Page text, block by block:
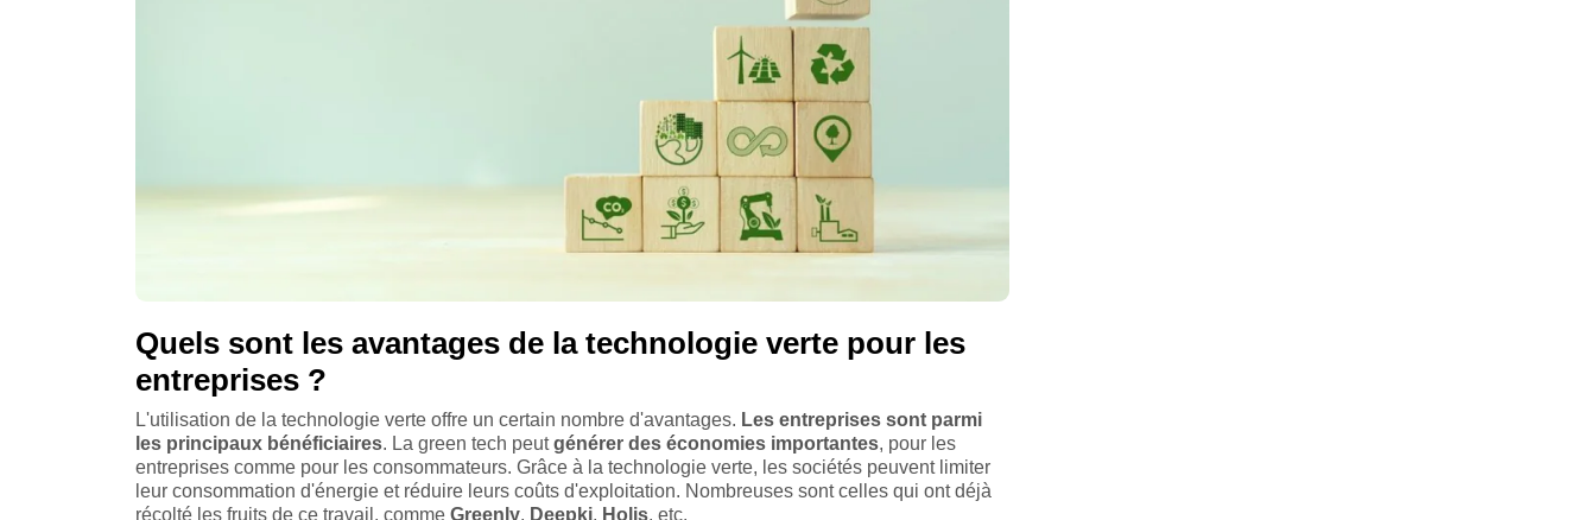
Quels sont les avantages de la technologie verte pour les
entreprises ?
L'utilisation de la technologie verte offre un certain nombre d'avantages. Les entreprises sont parmi
les principaux bénéficiaires. La green tech peutgénérer des économies importantes, pour les
entreprises comme pour les consommateurs. Grâce à la technologie verte, les sociétés peuvent limiter
leur consommation d'énergie et réduire leurs coûts d'exploitation. Nombreuses sont celles qui ont déjà
récolté les fruits de ce travail, comme Greenly, Deepki, Holis, etc.